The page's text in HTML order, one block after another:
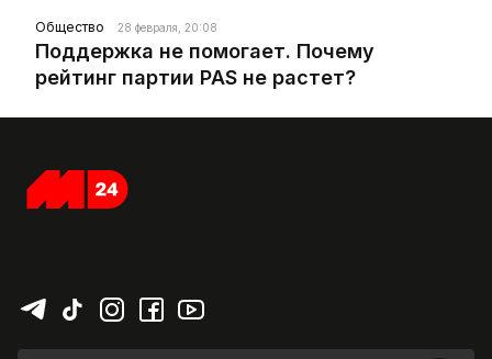
Общество 28 февраля, 20:08
Поддержка не помогает. Почему
рейтинг партии PAS не растет?